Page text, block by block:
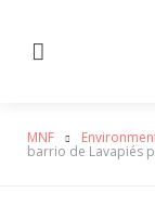
MNF
barrio de Lavapiés